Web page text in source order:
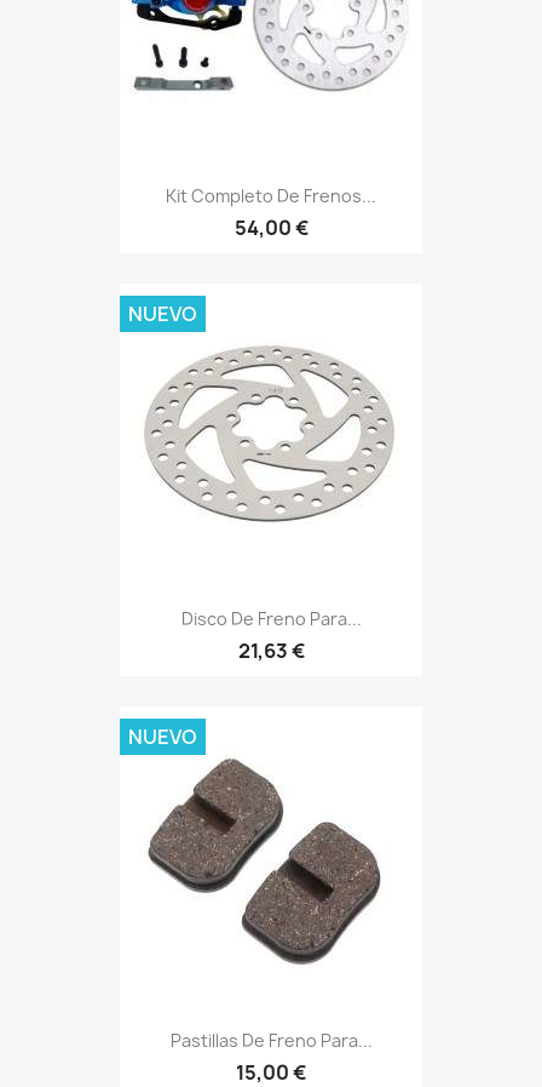
Kit Completo De Frenos...
54,00 €
Disco De Freno Para...
21,63 €
NUEVO
Pastillas De Freno Para...
15,00 €
NUEVO